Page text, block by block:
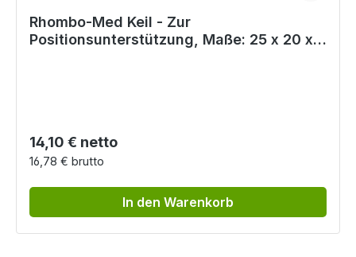
Rhombo-Med Keil - Zur
Positionsunterstützung, Maße: 25 x 20 x
Regulärer Preis:
14,10 € netto
16,78 € brutto
In den Warenkorb